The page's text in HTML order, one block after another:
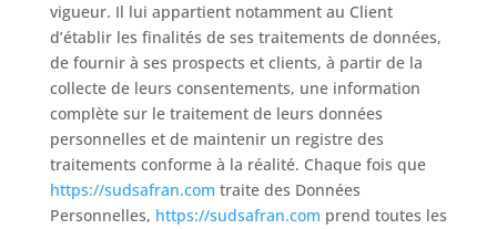
vigueur. Il lui appartient notamment au Client
d’établir les finalités de ses traitements de données,
de fournir à ses prospects et clients, à partir de la
collecte de leurs consentements, une information
complète sur le traitement de leurs données
personnelles et de maintenir un registre des
traitements conforme à la réalité. Chaque fois que
https://sudsafran.com traite des Données
Personnelles, https://sudsafran.com prend toutes les